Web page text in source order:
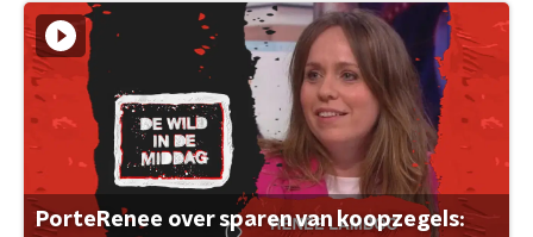
PorteRenee over sparen van koopzegels: